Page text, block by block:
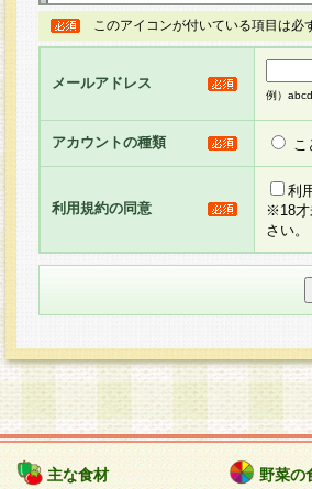
ト（以下「本サイト」とい
ージを設け、会員がアンケ
し、その結果を当社が集計
るものです。なお、本サー
員に対して本サービスの依
た全ての会員に対して本サ
りま す。
3.当社は、会員の事前の承
方 法・手段にて、本規約を
きるものとします。改定後
に掲示したときに、その
てその効力を生じるものと
4.本規約は、会員登録希望
の当社による会員登録の承
たものとみなされ、会員に
このアイコンが付いている項目は必
メールアドレス
例）
アカウントの種類 こ
利用規約の同意
利
※18才
さい。
主な食材 野菜の